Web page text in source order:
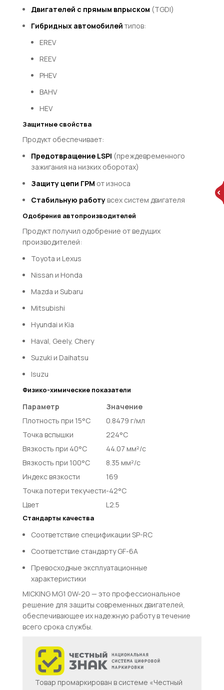
Двигателей с прямым впрыском (TGDI)
Гибридных автомобилей типов:
EREV
REEV
PHEV
BAHV
HEV
Защитные свойства
Продукт обеспечивает:
Предотвращение LSPI (преждевременного
зажигания на низких оборотах)
Защиту цепи ГРМ от износа
Стабильную работувсех систем двигателя
Одобрения автопроизводителей
Продукт получил одобрение от ведущих
производителей:
Toyota и Lexus
Nissan и Honda
Mazda и Subaru
Mitsubishi
Hyundai и Kia
Haval, Geely, Chery
Suzuki и Daihatsu
Isuzu
Физико-химические показатели
Параметр
Значение
Плотность при 15°C
0.8479 г/мл
Точка вспышки
224°C
Вязкость при 40°C
44.07 мм²/с
Вязкость при 100°C
8.35 мм²/с
Индекс вязкости
169
Точка потери текучести-42°C
Цвет
L2.5
Стандарты качества
Соответствие спецификации SP-RC
Соответствие стандарту GF-6A
Превосходные эксплуатационные
характеристики
MICKING MG1 0W-20 — это профессиональное
решение для защиты современных двигателей,
обеспечивающее их надежную работу в течение
всего срока службы.
Товар промаркирован в системе «Честный